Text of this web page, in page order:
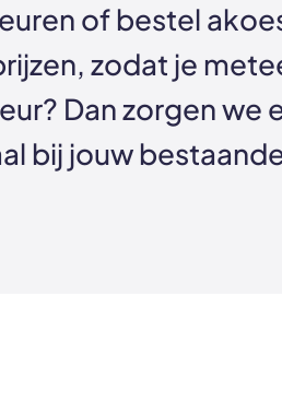
of bestel
zodat je
Dan zorgen we
bij jouw